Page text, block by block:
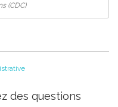
(CDC)
des questions